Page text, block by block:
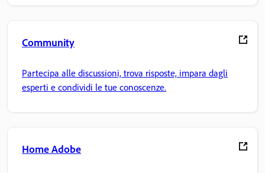
Community
Partecipa alle discussioni, trova risposte, impara dagli
esperti e condividi le tue conoscenze.
Home Adobe